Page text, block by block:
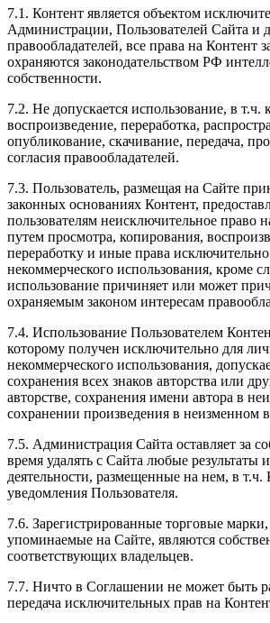
7.1. Контент является объектом
Администрации, Пользователей Сайта и
правообладателей, все права на Контент
охраняются законодательством РФ
собственности.
7.2. Не допускается использование, в т.ч.
воспроизведение, переработка,
опубликование, скачивание, передача,
согласия правообладателей.
7.3. Пользователь, размещая на Сайте
законных основаниях Контент,
пользователям неисключительное право
путем просмотра, копирования,
переработку и иные права
некоммерческого использования, кроме
использование причиняет или может
охраняемым законом интересам
7.4. Использование Пользователем
которому получен исключительно для
некоммерческого использования,
сохранения всех знаков авторства или
авторстве, сохранения имени автора в
сохранении произведения в неизменном
7.5. Администрация Сайта оставляет за
время удалять с Сайта любые результаты
деятельности, размещенные на нем, в т.ч.
уведомления Пользователя.
7.6. Зарегистрированные торговые марки,
упоминаемые на Сайте, являются
соответствующих владельцев.
7.7. Ничто в Соглашении не может быть
передача исключительных прав на